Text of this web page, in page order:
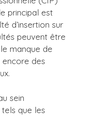
principal est
d’insertion sur
peuvent être
manque de
encore des
sein
tels que les